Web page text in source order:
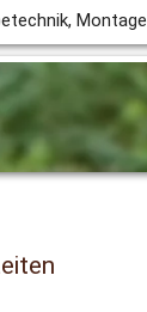
Montage
Trosse
Montage